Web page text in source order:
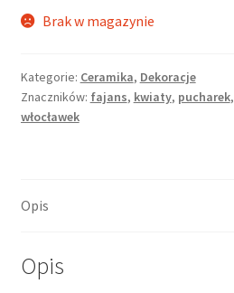
Brak w magazynie
Kategorie: Ceramika, Dekoracje
Znaczników: fajans, kwiaty, pucharek,
włocławek
Opis
Opis